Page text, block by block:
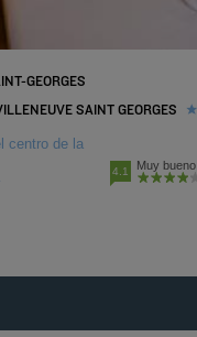
GEORGES
SAINT GEORGES
centro de la
4.1 Muy bueno